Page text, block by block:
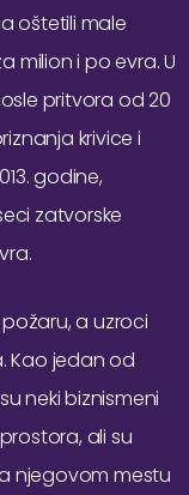
oštetili male
milion i po evra. U
pritvora od 20
krivice i
godine,
zatvorske
a uzroci
Kao jedan od
neki biznismeni
ali su
njegovom mestu